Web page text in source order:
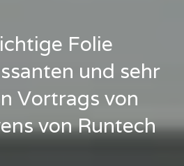
Folie
und sehr
Vortrags von
von Runtech